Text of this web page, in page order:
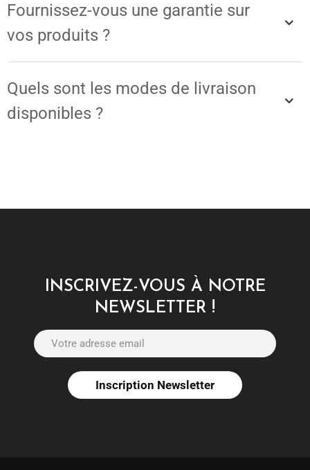
Fournissez-vous une garantie sur
vos produits ?
Quels sont les modes de livraison
disponibles ?
INSCRIVEZ-VOUS À NOTRE
NEWSLETTER !